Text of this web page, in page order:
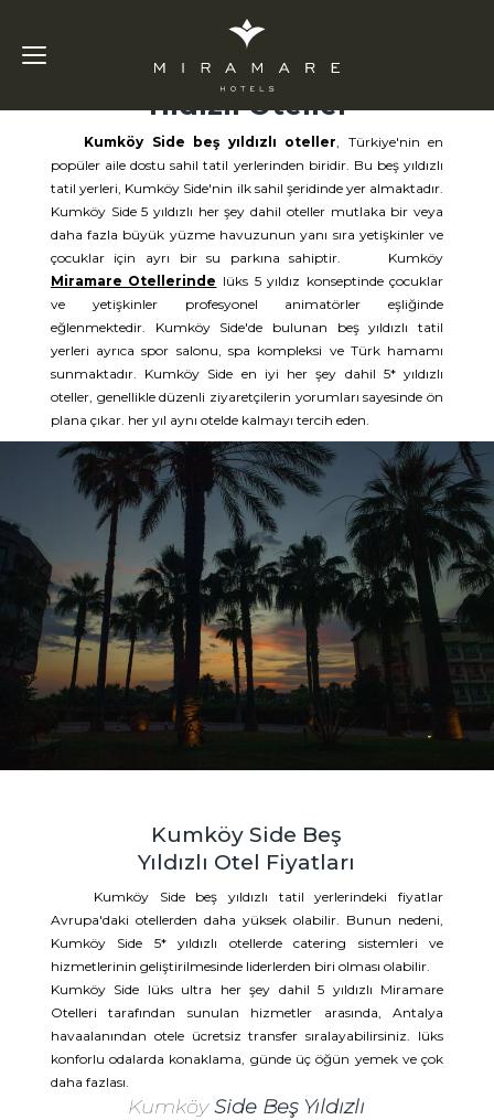
Kumköy Side Beş
Yıldızlı Oteller
Kumköy Side beş yıldızlı oteller, Türkiye'nin en
popüler aile dostu sahil tatil yerlerinden biridir. Bu beş yıldızlı
tatil yerleri, Kumköy Side'nin ilk sahil şeridinde yer almaktadır.
Kumköy Side 5 yıldızlı her şey dahil oteller mutlaka bir veya
daha fazla büyük yüzme havuzunun yanı sıra yetişkinler ve
çocuklar için ayrı bir su parkına sahiptir. Kumköy
Miramare Otellerinde lüks 5 yıldız konseptinde çocuklar
ve yetişkinler profesyonel animatörler eşliğinde
eğlenmektedir. Kumköy Side'de bulunan beş yıldızlı tatil
yerleri ayrıca spor salonu, spa kompleksi ve Türk hamamı
sunmaktadır. Kumköy Side en iyi her şey dahil 5* yıldızlı
oteller, genellikle düzenli ziyaretçilerin yorumları sayesinde ön
plana çıkar. her yıl aynı otelde kalmayı tercih eden.
Kumköy Side Beş
Yıldızlı Otel Fiyatları
Kumköy Side beş yıldızlı tatil yerlerindeki fiyatlar
Avrupa'daki otellerden daha yüksek olabilir. Bunun nedeni,
Kumköy Side 5* yıldızlı otellerde catering sistemleri ve
hizmetlerinin geliştirilmesinde liderlerden biri olması olabilir.
Kumköy Side lüks ultra her şey dahil 5 yıldızlı Miramare
Otelleri tarafından sunulan hizmetler arasında, Antalya
havaalanından otele ücretsiz transfer sıralayabilirsiniz. lüks
konforlu odalarda konaklama, günde üç öğün yemek ve çok
daha fazlası.
KumköySide Beş Yıldızlı